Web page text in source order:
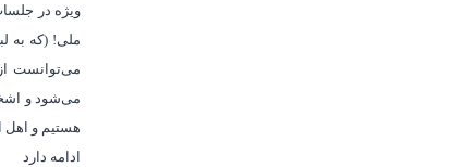
ویژه در
ملی! (که به
میتوانست
میشود و
هستیم و اهل
ادامه دارد